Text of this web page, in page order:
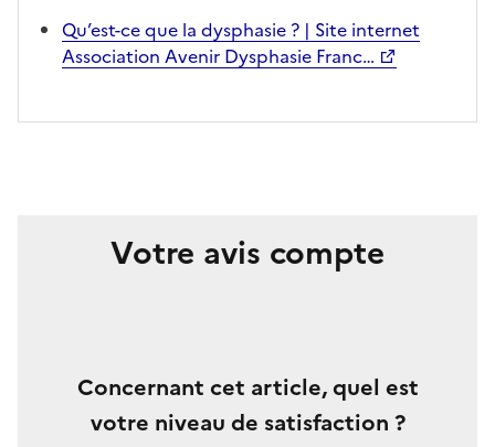
Qu’est-ce que la dysphasie ? | Site internet
Association Avenir Dysphasie Franc…
Votre avis compte
Concernant cet article, quel est
votre niveau de satisfaction ?